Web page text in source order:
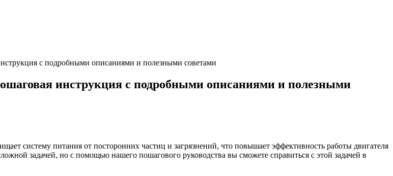
с подробными описаниями и полезными советами
инструкция с подробными описаниями и полезными
систему питания от посторонних частиц и загрязнений, что повышает эффективность работы двигателя
задачей, но с помощью нашего пошагового руководства вы сможете справиться с этой задачей в